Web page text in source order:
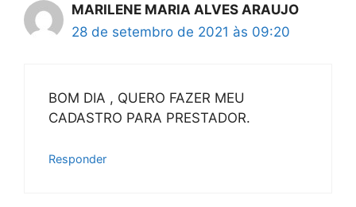
MARILENE MARIA ALVES ARAUJO
28 de setembro de 2021 às 09:20
BOM DIA , QUERO FAZER MEU
CADASTRO PARA PRESTADOR.
Responder